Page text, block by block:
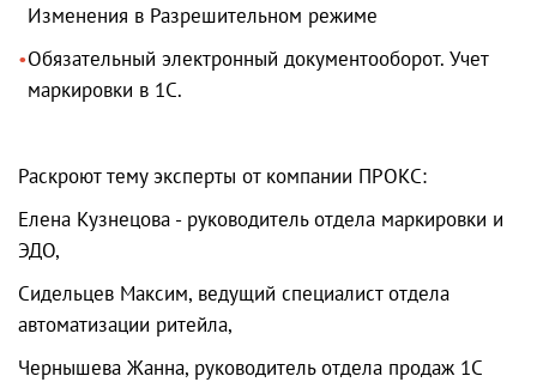
Изменения в Разрешительном режиме
Обязательный электронный документооборот. Учет
маркировки в 1С.
Раскроют тему эксперты от компании ПРОКС:
Елена Кузнецова - руководитель отдела маркировки и
ЭДО,
Сидельцев Максим, ведущий специалист отдела
автоматизации ритейла,
Чернышева Жанна, руководитель отдела продаж 1С